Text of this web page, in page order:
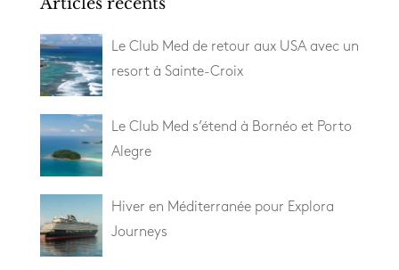
Le Club Med de retour aux USA avec un
resort à Sainte-Croix
Le Club Med s’étend à Bornéo et Porto
Alegre
Hiver en Méditerranée pour Explora
Journeys